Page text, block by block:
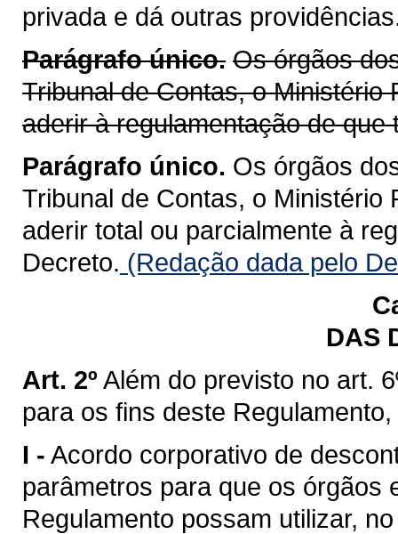
privada e dá outras
Parágrafo único. Os órgãos
Tribunal de Contas, o Ministério
aderir à regulamentação de que
Parágrafo único. Os órgãos
Tribunal de Contas, o Ministério
aderir total ou parcialmente à
Decreto. (Redação dada pelo
DAS
Art. 2º Além do previsto no art.
para os fins deste
I - Acordo corporativo de
parâmetros para que os órgãos
Regulamento possam utilizar,